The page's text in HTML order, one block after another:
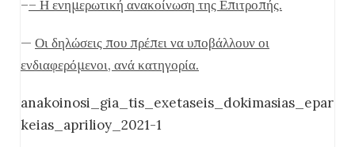
–– Η ενημερωτική ανακοίνωση της Επιτροπής.
— Οι δηλώσεις που πρέπει να υποβάλλουν οι
ενδιαφερόμενοι, ανά κατηγορία.
anakoinosi_gia_tis_exetaseis_dokimasias_epar
keias_aprilioy_2021-1